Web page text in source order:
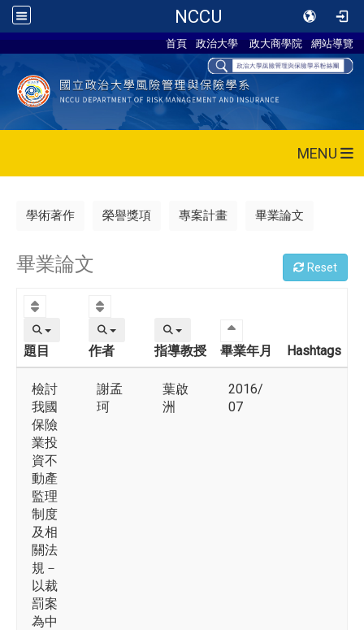
NCCU
首頁 政治大學 政大商學院 網站導覽
MENU
學術著作 榮譽獎項 專案計畫 畢業論文
畢業論文 Reset
題目 作者 指導教授 畢業年月 Hashtags
檢討
我國
保險
業投
資不
動產
監理
制度
及相
關法
規－
以裁
罰案
為中
謝孟
珂
葉啟
洲
2016/
07